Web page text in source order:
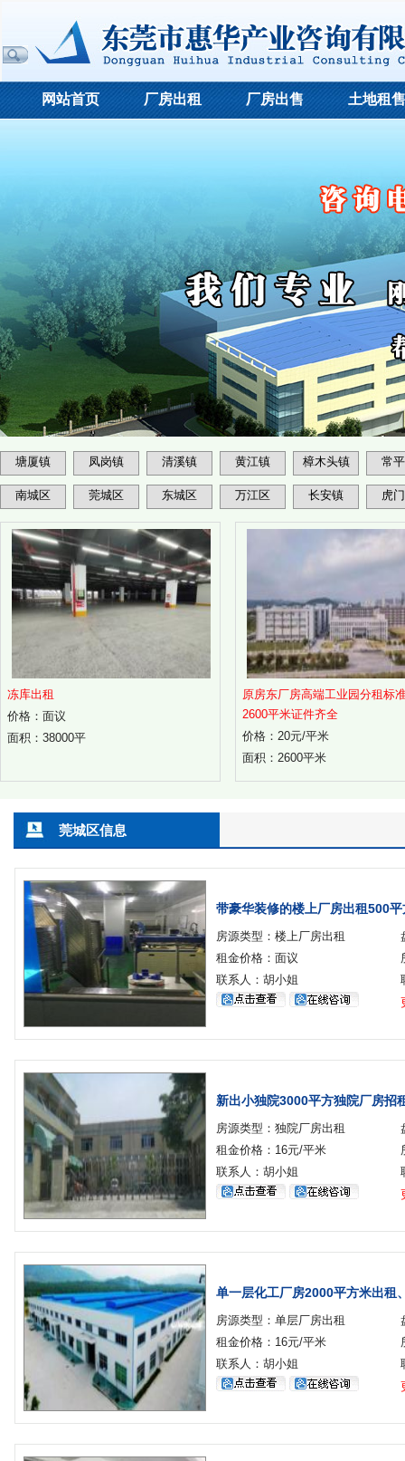
网站首页 厂房出租 厂房出售 土地租售
塘厦镇 凤岗镇 清溪镇 黄江镇 樟木头镇 常
南城区 莞城区 东城区 万江区 长安镇 虎
冻库出租
价格：面议
面积：38000平
原房东厂房高端工业园分租标
2600平米证件齐全
价格：20元/平米
面积：2600平米
莞城区信息
带豪华装修的楼上厂房出租500平
房源类型：楼上厂房出租
租金价格：面议
联系人：胡小姐
新出小独院3000平方独院厂房招
房源类型：独院厂房出租
租金价格：16元/平米
联系人：胡小姐
单一层化工厂房2000平方米出租
房源类型：单层厂房出租
租金价格：16元/平米
联系人：胡小姐